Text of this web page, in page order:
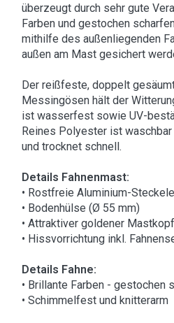
überzeugt durch sehr gute
Farben und gestochen
mithilfe des außenliegenden
außen am Mast gesichert
Der reißfeste, doppelt
Messingösen hält der
ist wasserfest sowie UV-
Reines Polyester ist waschbar
und trocknet schnell.
Details Fahnenmast:
• Rostfreie Aluminium-
• Bodenhülse (Ø 55 mm)
• Attraktiver goldener Mastkopf
• Hissvorrichtung inkl.
Details Fahne:
• Brillante Farben - gestochen
• Schimmelfest und knitterarm